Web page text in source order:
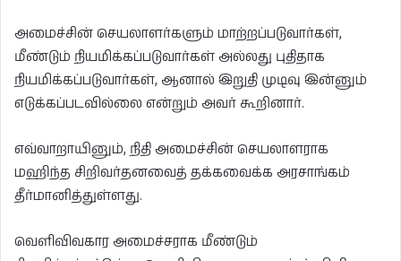
அமைச்சின் செயலாளர்களும் மாற்றப்படுவார்கள்,
மீண்டும் நியமிக்கப்படுவார்கள் அல்லது புதிதாக
நியமிக்கப்படுவார்கள், ஆனால் இறுதி முடிவு இன்னும்
எடுக்கப்படவில்லை என்றும் அவர் கூறினார்.
எவ்வாறாயினும், நிதி அமைச்சின் செயலாளராக
மஹிந்த சிறிவர்தனவைத் தக்கவைக்க அரசாங்கம்
தீர்மானித்துள்ளது.
வெளிவிவகார அமைச்சராக மீண்டும்